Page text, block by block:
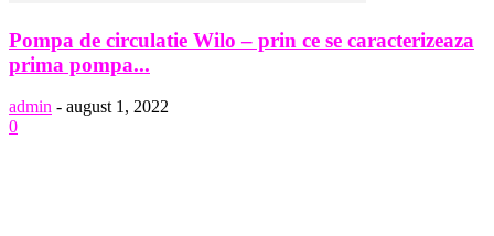
Pompa de circulatie Wilo – prin ce se caracterizeaza
prima pompa...
admin - august 1, 2022
0